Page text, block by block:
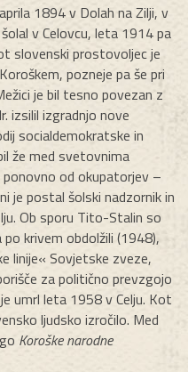
1894 v Dolah na Zilji, v
v Celovcu, leta 1914 pa
slovenski prostovoljec je
pozneje pa še pri
je bil tesno povezan z
izsilil izgradnjo nove
socialdemokratske in
že med svetovnima
od okupatorjev –
je postal šolski nadzornik in
Ob sporu Tito-Stalin so
krivem obdolžili (1948),
linije« Sovjetske zveze,
za politično prevzgojo
umrl leta 1958 v Celju. Kot
ljudsko izročilo. Med
Koroške narodne